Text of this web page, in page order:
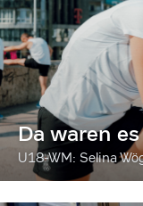
Da waren
U18-WM: Selina